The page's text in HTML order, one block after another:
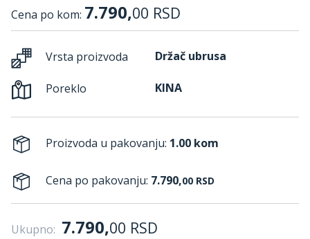
Cena po kom: 7.790,00 RSD
Vrsta proizvoda Držač ubrusa
Poreklo KINA
Proizvoda u pakovanju: 1.00 kom
Cena po pakovanju: 7.790,00 RSD
Ukupno: 7.790,00 RSD